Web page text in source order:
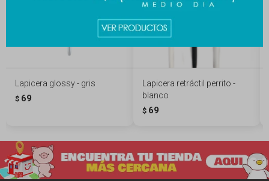
Lapicera glossy - gris
$ 69
Lapicera retráctil perrito -
blanco
$ 69